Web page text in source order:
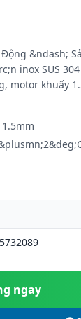
&ndash;
inox SUS
motor khuấy
ngay